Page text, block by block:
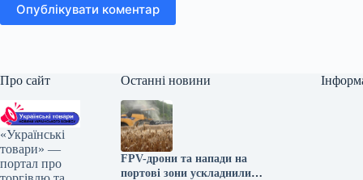
Опублікувати коментар
Про сайт
«Українські
товари» —
портал про
Останні новини
FPV-дрони та напади на
портові зони ускладнили